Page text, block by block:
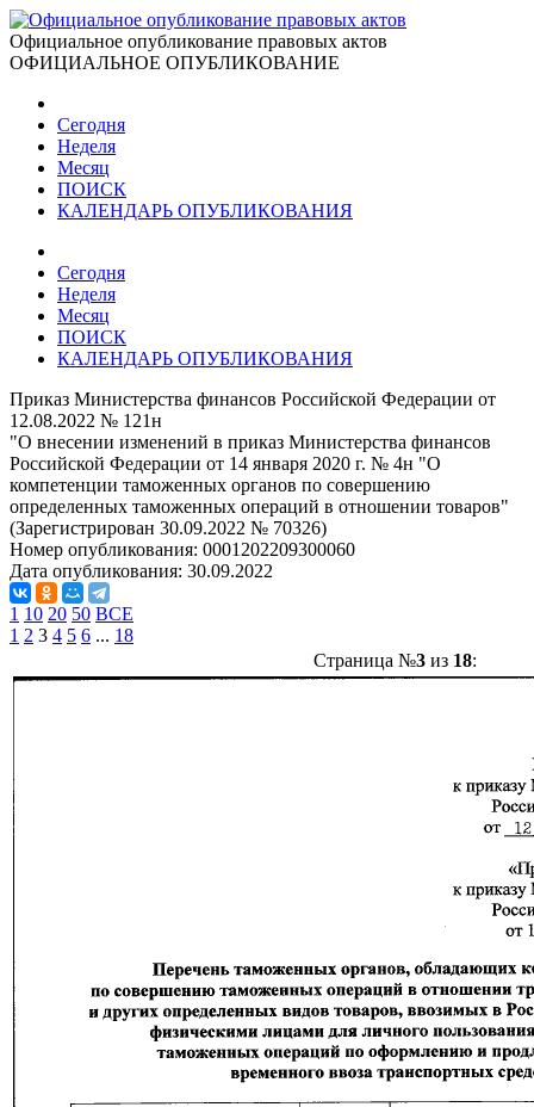
Официальное опубликование правовых актов
ОФИЦИАЛЬНОЕ ОПУБЛИКОВАНИЕ
Сегодня
Неделя
Месяц
ПОИСК
КАЛЕНДАРЬ ОПУБЛИКОВАНИЯ
Сегодня
Неделя
Месяц
ПОИСК
КАЛЕНДАРЬ ОПУБЛИКОВАНИЯ
Приказ Министерства финансов Российской Федерации от
12.08.2022 № 121н
"О внесении изменений в приказ Министерства финансов
Российской Федерации от 14 января 2020 г. № 4н "О
компетенции таможенных органов по совершению
определенных таможенных операций в отношении товаров"
(Зарегистрирован 30.09.2022 № 70326)
Номер опубликования: 0001202209300060
Дата опубликования: 30.09.2022
1 10 20 50 ВСЕ
1 2 3 4 5 6 ... 18
Страница №3из 18: